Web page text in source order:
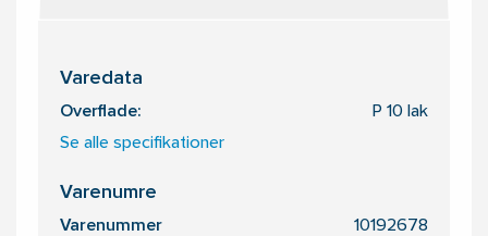
Varedata
Overflade: P 10 lak
Se alle specifikationer
Varenumre
Varenummer 10192678